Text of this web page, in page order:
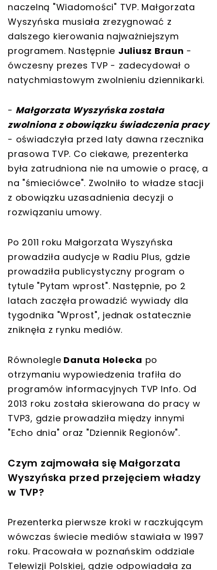
naczelną "Wiadomości" TVP. Małgorzata
Wyszyńska musiała zrezygnować z
dalszego kierowania najważniejszym
programem. Następnie Juliusz Braun -
ówczesny prezes TVP - zadecydował o
natychmiastowym zwolnieniu dziennikarki.
- Małgorzata Wyszyńska została
zwolniona z obowiązku świadczenia pracy
- oświadczyła przed laty dawna rzecznika
prasowa TVP. Co ciekawe, prezenterka
była zatrudniona nie na umowie o pracę, a
na "śmieciówce". Zwolniło to władze stacji
z obowiązku uzasadnienia decyzji o
rozwiązaniu umowy.
Po 2011 roku Małgorzata Wyszyńska
prowadziła audycje w Radiu Plus, gdzie
prowadziła publicystyczny program o
tytule "Pytam wprost". Następnie, po 2
latach zaczęła prowadzić wywiady dla
tygodnika "Wprost", jednak ostatecznie
zniknęła z rynku mediów.
Równolegle Danuta Holecka po
otrzymaniu wypowiedzenia trafiła do
programów informacyjnych TVP Info. Od
2013 roku została skierowana do pracy w
TVP3, gdzie prowadziła między innymi
"Echo dnia" oraz "Dziennik Regionów".
Czym zajmowała się Małgorzata
Wyszyńska przed przejęciem władzy
w TVP?
Prezenterka pierwsze kroki w raczkującym
wówczas świecie mediów stawiała w 1997
roku. Pracowała w poznańskim oddziale
Telewizji Polskiej, gdzie odpowiadała za